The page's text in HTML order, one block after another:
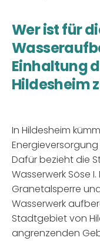
Wer ist für
Einhaltung
Hildesheim
In Hildesheim
Dafür bezieht die
Wasserwerk Söse
Granetalsperre
Wasserwerk
Stadtgebiet von
angrenzenden